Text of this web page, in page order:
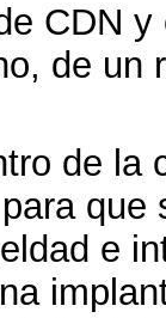
CDN
de un
de la
e